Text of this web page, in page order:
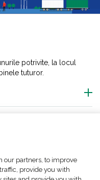
our partners, to improve
provide you with
potrivite, la locul
tuturor.